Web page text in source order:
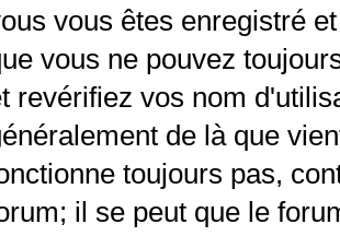
vous êtes enregistré
vous ne pouvez
revérifiez vos nom
de là que
toujours pas,
il se peut que le